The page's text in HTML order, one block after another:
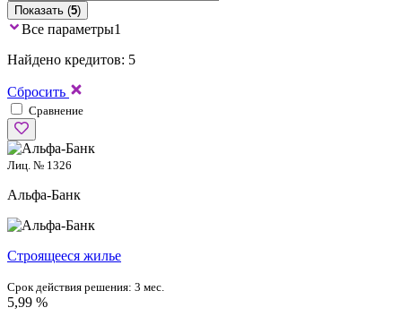
Показать (5)
Все параметры1
Найдено кредитов: 5
Сбросить
Сравнение
Лиц. № 1326
Альфа-Банк
Cтроящееся жилье
Срок действия решения: 3 мес.
5,99 %